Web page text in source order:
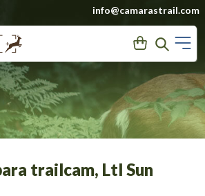
info@camarastrail.com
User Search
trailcam, Ltl Sun